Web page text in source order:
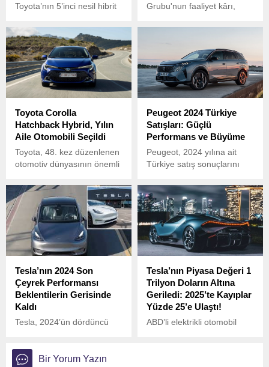
Toyota’nın 5’inci nesil hibrit
Corolla Hatchback modeli,
bu yıl 48’incisi düzenlenen
What Car? Ödülleri’nde
“Yılın Aile Otomobili”
ödülünü kazandı.
Grubu'nun faaliyet kârı,
yüzde 32 artarak 18,4
Toyota Corolla
Hatchback Hybrid, Yılın
Aile Otomobili Seçildi
Toyota, 48. kez düzenlenen
otomotiv dünyasının önemli
ödüllerinde, Corolla
Hatchback Hybrid ile büyük
bir başarıya imza attı.
Peugeot 2024 Türkiye
Satışları: Güçlü
Performans ve Büyüme
Peugeot, 2024 yılına ait
Türkiye satış sonuçlarını
başarısı dikkat çekti. Şirket,
Türkiye pazarında 70 binin
üzerinde satış
gerçekleştirerek güçlü bir
performans sergiledi.
Tesla’nın 2024 Son
Çeyrek Performansı
Beklentilerin Gerisinde
Kaldı
Tesla, 2024’ün dördüncü
Tesla’nın Piyasa Değeri 1
Trilyon Doların Altına
Geriledi: 2025’te Kayıplar
Yüzde 25’e Ulaştı!
ABD’li elektrikli otomobil
Bir Yorum Yazın